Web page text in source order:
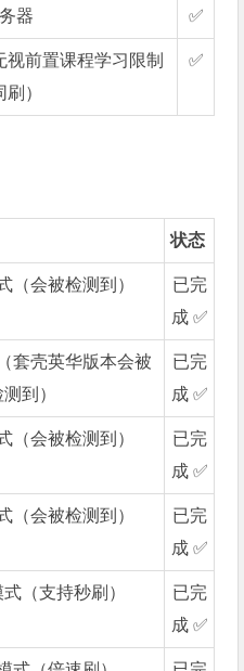
器 ✅
前置课程学习限制
）
✅
状态
（会被检测到）
已完
成 ✅
套壳英华版本会被
到）
已完
成 ✅
（会被检测到）
已完
成 ✅
（会被检测到）
已完
成 ✅
（支持秒刷）
已完
成 ✅